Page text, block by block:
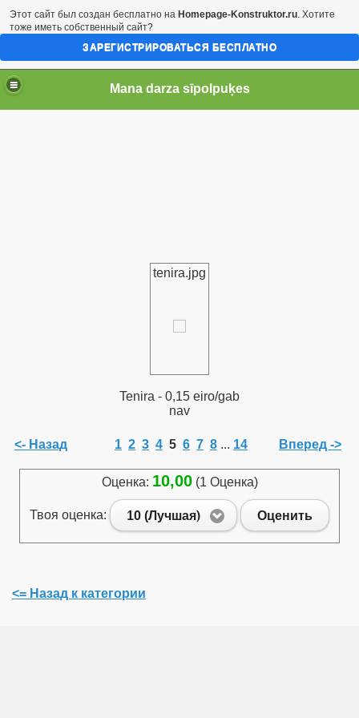
Mana darza sīpolpuķes
tenira.jpg
Tenira - 0,15 eiro/gab
nav
<- Назад 1 2 3 4 5 6 7 8 ... 14 Вперед ->
Оценка: 10,00(1 Оценка)
Твоя оценка: 10 (Лучшая) Оценить
<= Назад к категории
aizsardzības līdzekļi
Этот сайт был создан бесплатно на Homepage-Konstruktor.ru. Хотите
тоже иметь собственный сайт?
ЗАРЕГИСТРИРОВАТЬСЯ БЕСПЛАТНО